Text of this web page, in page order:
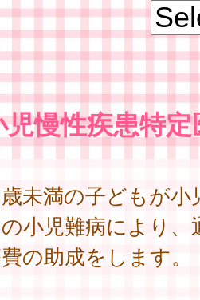
児慢性疾患特
未満の子どもが
小児難病により、
の助成をします。